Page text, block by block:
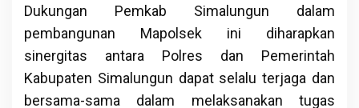
Dukungan Pemkab Simalungun dalam
pembangunan Mapolsek ini diharapkan
sinergitas antara Polres dan Pemerintah
Kabupaten Simalungun dapat selalu terjaga dan
bersama-sama dalam melaksanakan tugas